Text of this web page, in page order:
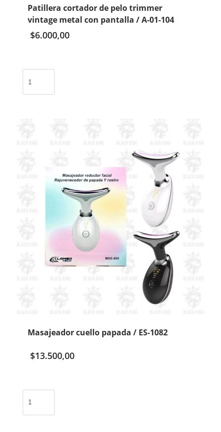
Patillera cortador de pelo trimmer
vintage metal con pantalla / A-01-104
$6.000,00
cortador
Masajeador cuello papada / ES-1082
$13.500,00
cuello
papada